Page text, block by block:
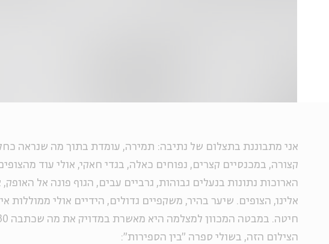
אני מתבוננת בתצלום של נתיבה: תמירה, עומדת בתוך מה שנראה
קצורה, במכנסיים קצרים, נפוחים כאלה, בגדי חאקי, אולי עוד
הארוכות נתונות בנעלים גבוהות, גרביים עבים, הגוף פונה אל
אלינו, הצופים. שיער בהיר, משקפיים גדולים, הידיים אולי ממוללות
הצילום הזה, בשולי ספרה "בין הספירות":